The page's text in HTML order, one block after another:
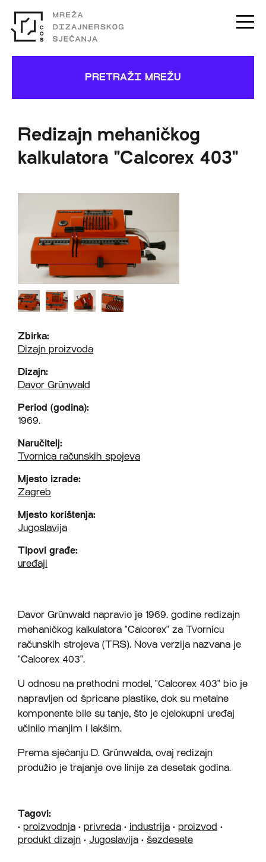
PRETRAŽI MREŽU
Redizajn mehaničkog
kalkulatora "Calcorex 403"
Zbirka:
Dizajn proizvoda
Dizajn:
Davor Grünwald
Period (godina):
1969.
Naručitelj:
Tvornica računskih spojeva
Mjesto izrade:
Zagreb
Mjesto korištenja:
Jugoslavija
Tipovi građe:
uređaji
Davor Grünwald napravio je 1969. godine redizajn
mehaničkog kalkulatora "Calcorex" za Tvornicu
računskih strojeva (TRS). Nova verzija nazvana je
"Calcorex 403".
U odnosu na prethodni model, "Calcorex 403" bio je
napravljen od špricane plastike, dok su metalne
komponente bile su tanje, što je cjelokupni uređaj
učinilo manjim i lakšim.
Prema sjećanju D. Grünwalda, ovaj redizajn
produžio je trajanje ove linije za desetak godina.
Tagovi:
• proizvodnja • privreda • industrija • proizvod •
produkt dizajn • Jugoslavija • šezdesete